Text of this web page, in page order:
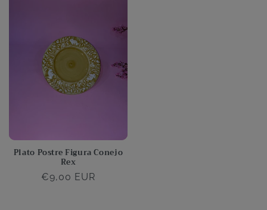
Plato Postre Figura Conejo
Rex
Precio
€9,00 EUR